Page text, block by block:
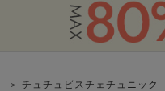
＞ チュチュビスチェチュニック